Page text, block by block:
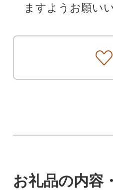
ますようお願い
お礼品の内容